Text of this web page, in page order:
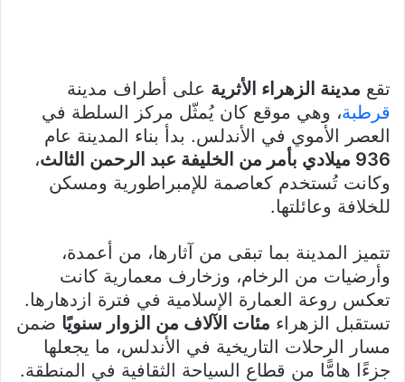
تقع مدينة الزهراء الأثرية على أطراف مدينة
قرطبة، وهي موقع كان يُمثّل مركز السلطة في
العصر الأموي في الأندلس. بدأ بناء المدينة عام
936 ميلادي بأمر من الخليفة عبد الرحمن الثالث
،
وكانت تُستخدم كعاصمة للإمبراطورية ومسكن
للخلافة وعائلتها.
تتميز المدينة بما تبقى من آثارها، من أعمدة،
وأرضيات من الرخام، وزخارف معمارية كانت
تعكس روعة العمارة الإسلامية في فترة ازدهارها.
تستقبل الزهراء مئات الآلاف من الزوار سنويًا ضمن
مسار الرحلات التاريخية في الأندلس، ما يجعلها
جزءًا هامًّا من قطاع السياحة الثقافية في المنطقة.